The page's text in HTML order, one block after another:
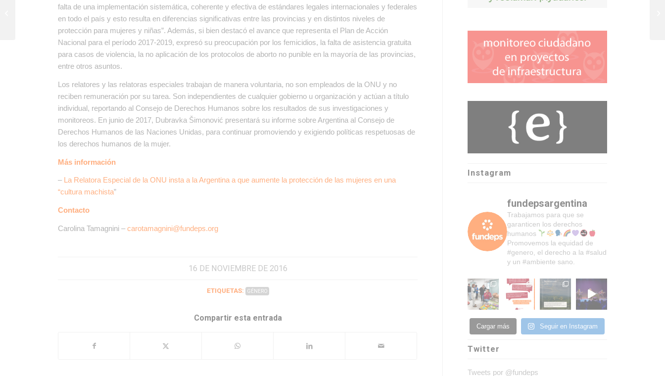
falta de una implementación sistemática, coherente y efectiva de estándares legales internacionales y federales
en todo el país y esto resulta en diferencias significativas entre las provincias y en distintos niveles de
protección para mujeres y niñas”. Además, si bien destacó el avance que representa el Plan de Acción
Nacional para el período 2017-2019, expresó su preocupación por los femicidios, la falta de asistencia gratuita
para casos de violencia, la no aplicación de los protocolos de aborto no punible en la mayoría de las provincias,
entre otros asuntos.
Los relatores y las relatoras especiales trabajan de manera voluntaria, no son empleados de la ONU y no
reciben remuneración por su tarea. Son independientes de cualquier gobierno u organización y actúan a título
individual, reportando al Consejo de Derechos Humanos sobre los resultados de sus investigaciones y
monitoreos. En junio de 2017, Dubravka Šimonović presentará su informe sobre Argentina al Consejo de
Derechos Humanos de las Naciones Unidas, para continuar promoviendo y exigiendo políticas respetuosas de
los derechos humanos de la mujer.
Más información
– La Relatora Especial de la ONU insta a la Argentina a que aumente la protección de las mujeres en una
“cultura machista”
Contacto
Carolina Tamagnini –carotamagnini@fundeps.org
16 DE NOVIEMBRE DE 2016
ETIQUETAS: GÉNERO
Compartir esta entrada
Instagram
fundepsargentina
Trabajamos para que se
garanticen los derechos
humanos
Promovemos la equidad de
#genero, el derecho a la #salud
y un #ambiente sano.
Cargar más Seguir en Instagram
Twitter
Tweets por @fundeps